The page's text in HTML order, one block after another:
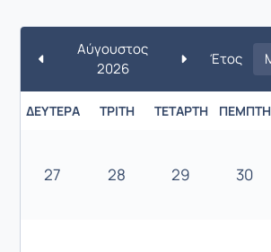
Αύγουστος
2026
Έτος
ΔΕΥΤΈΡΑ ΤΡΊΤΗ ΤΕΤΆΡΤΗ ΠΈΜΠΤΗ
27 28 29 30